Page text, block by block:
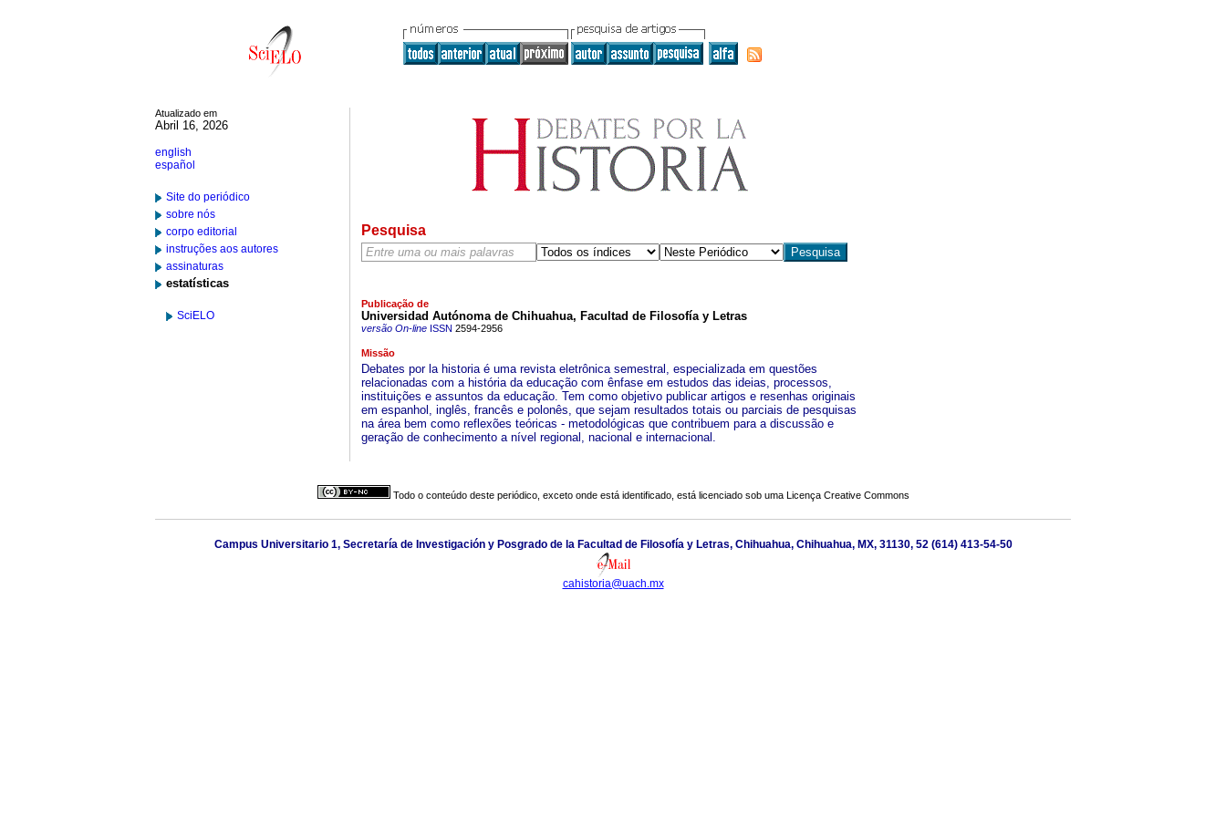
Atualizado em
Abril 16, 2026
english
español
Site do periódico
sobre nós
corpo editorial
instruções aos autores
assinaturas
estatísticas
SciELO
Pesquisa
Publicação de
Universidad Autónoma de Chihuahua, Facultad de Filosofía y Letras
versão On-lineISSN 2594-2956
Missão
Debates por la historia é uma revista eletrônica semestral, especializada em questões
relacionadas com a história da educação com ênfase em estudos das ideias, processos,
instituições e assuntos da educação. Tem como objetivo publicar artigos e resenhas originais
em espanhol, inglês, francês e polonês, que sejam resultados totais ou parciais de pesquisas
na área bem como reflexões teóricas - metodológicas que contribuem para a discussão e
geração de conhecimento a nível regional, nacional e internacional.
Todo o conteúdo deste periódico, exceto onde está identificado, está licenciado sob uma Licença Creative Commons
Campus Universitario 1, Secretaría de Investigación y Posgrado de la Facultad de Filosofía y Letras, Chihuahua, Chihuahua, MX, 31130, 52 (614) 413-54-50
cahistoria@uach.mx